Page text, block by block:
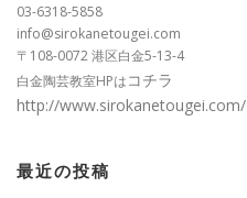
03-6318-5858
info@sirokanetougei.com
〒108-0072 港区白金5-13-4
白金陶芸教室HPはコチラ
http://www.sirokanetougei.com/
最近の投稿